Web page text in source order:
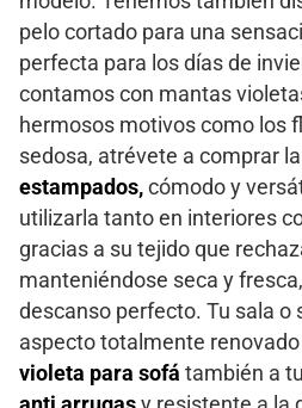
pelo cortado para una
perfecta para los días de
contamos con mantas
hermosos motivos como los
sedosa, atrévete a comprar la
estampados, cómodo y
utilizarla tanto en interiores
gracias a su tejido que
manteniéndose seca y
descanso perfecto. Tu sala o
aspecto totalmente
violeta para sofá también a